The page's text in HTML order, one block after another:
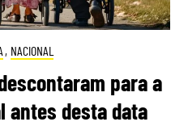
, NACIONAL
para a
antes desta data